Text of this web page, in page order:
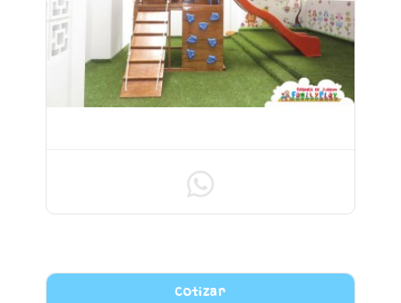
MODELO CASITA JOAQUINES
Cotizar